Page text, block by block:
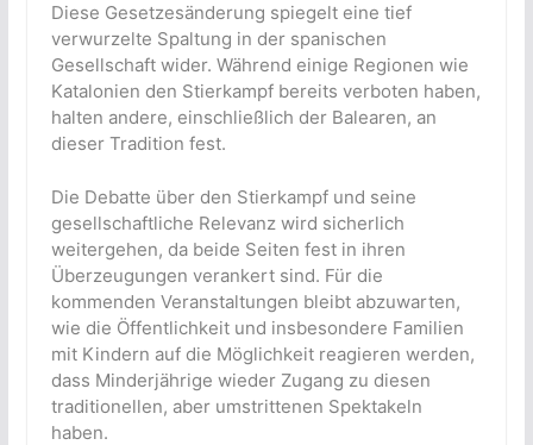
Diese Gesetzesänderung spiegelt eine tief
verwurzelte Spaltung in der spanischen
Gesellschaft wider. Während einige Regionen wie
Katalonien den Stierkampf bereits verboten haben,
halten andere, einschließlich der Balearen, an
dieser Tradition fest.
Die Debatte über den Stierkampf und seine
gesellschaftliche Relevanz wird sicherlich
weitergehen, da beide Seiten fest in ihren
Überzeugungen verankert sind. Für die
kommenden Veranstaltungen bleibt abzuwarten,
wie die Öffentlichkeit und insbesondere Familien
mit Kindern auf die Möglichkeit reagieren werden,
dass Minderjährige wieder Zugang zu diesen
traditionellen, aber umstrittenen Spektakeln
haben.